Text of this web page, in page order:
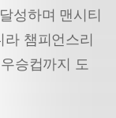
성하며 맨시티
챔피언스리
승컵까지 도